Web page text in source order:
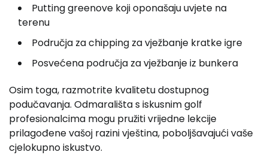
Putting greenove koji oponašaju uvjete na
terenu
Područja za chipping za vježbanje kratke igre
Posvećena područja za vježbanje iz bunkera
Osim toga, razmotrite kvalitetu dostupnog
podučavanja. Odmarališta s iskusnim golf
profesionalcima mogu pružiti vrijedne lekcije
prilagođene vašoj razini vještina, poboljšavajući vaše
cjelokupno iskustvo.